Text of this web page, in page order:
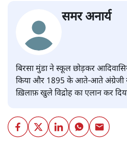
समर अनार्य
बिरसा मुंडा ने स्कूल छोड़कर
किया और 1895 के आते-आते अंग्रेजी
ख़िलाफ़ खुले विद्रोह का एलान कर